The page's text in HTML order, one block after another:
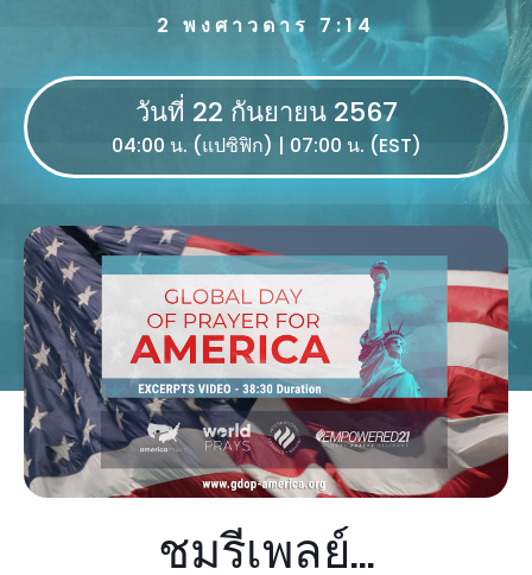
2 พงศาวดาร 7:14
วันที่ 22 กันยายน 2567
04:00 น. (แปซิฟิก) | 07:00 น. (EST)
ชมรีเพลย์...